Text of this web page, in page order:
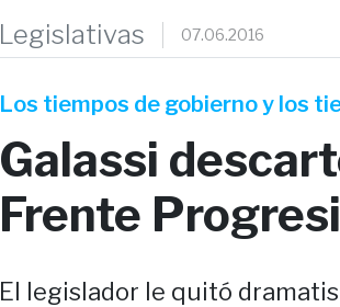
Legislativas 07.06.2016
Los tiempos de gobierno y los
Galassi
Frente
El legislador le quitó